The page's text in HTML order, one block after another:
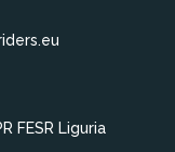
FESR Liguria